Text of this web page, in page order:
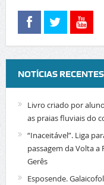
NOTÍCIAS RECENTES
Livro criado por
as praias fluviais do
“Inaceitável”. Liga
passagem da Volta
Gerês
Esposende.